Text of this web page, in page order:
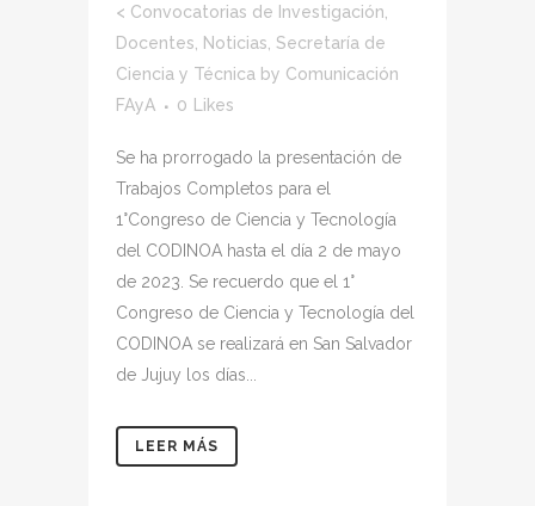
< Convocatorias de Investigación
Docentes
Noticias Secretaría de
Ciencia y Técnica by Comunicación
FAyA
0 Likes
Se ha prorrogado la presentación de
Trabajos Completos para el
1°Congreso de Ciencia y Tecnología
del CODINOA hasta el día 2 de mayo
de 2023. Se recuerdo que el 1°
Congreso de Ciencia y Tecnología del
CODINOA se realizará en San Salvador
de Jujuy los días...
LEER MÁS